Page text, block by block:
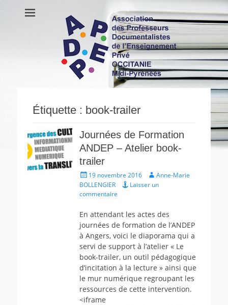
APDEP Occitanie
Midi-Pyrénées
Association des Professeurs Documentalistes de l'Enseignement
Privé OCCITANIE Midi-Pyrénnees Association Actualités Vie de
l’association Ressources
Étiquette : book-trailer
Journées de Formation
ANDEP – Atelier book-
trailer
Écrit
le
19 novembre 2016 Auteur
Anne-Marie
BOLLENGIER
Laisser un
commentaire
En attendant les actes des
journées de formation de l’ANDEP
à Angers, voici le diaporama qui a
servi de support à l’atelier « Le
book-trailer, un outil pédagogique
d’incitation à la lecture » ainsi que
le mur numérique regroupant les
ressources de cette intervention.
<iframe